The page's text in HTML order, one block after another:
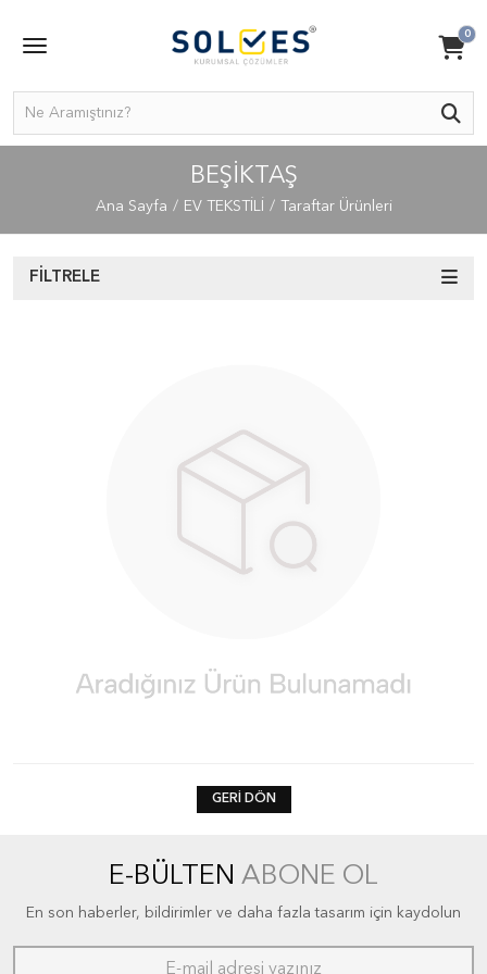
0
BEŞIKTAŞ
Ana Sayfa EV TEKSTİLİ Taraftar Ürünleri
FILTRELE
GERI DÖN
E-BÜLTEN ABONE OL
En son haberler, bildirimler ve daha fazla tasarım için kaydolun